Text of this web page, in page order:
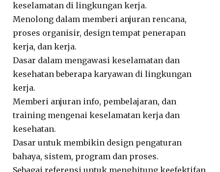
keselamatan di lingkungan kerja.
Menolong dalam memberi anjuran rencana,
proses organisir, design tempat penerapan
kerja, dan kerja.
Dasar dalam mengawasi keselamatan dan
kesehatan beberapa karyawan di lingkungan
kerja.
Memberi anjuran info, pembelajaran, dan
training mengenai keselamatan kerja dan
kesehatan.
Dasar untuk membikin design pengaturan
bahaya, sistem, program dan proses.
Sebagai referensi untuk menghitung keefektifan